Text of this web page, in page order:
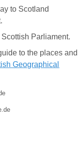
to Scotland
Parliament.
to the places and
Geographical